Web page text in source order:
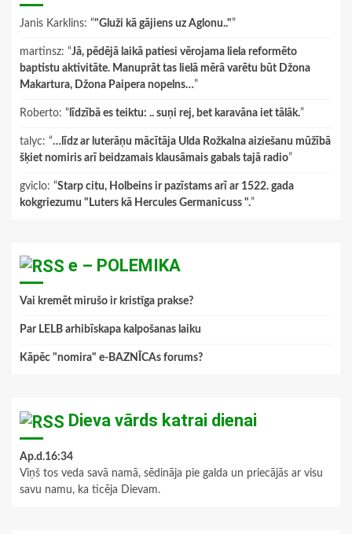
Janis Karklins: “"Gluži kā gājiens uz Aglonu.."”
martinsz: “Jā, pēdējā laikā patiesi vērojama liela reformēto
baptistu aktivitāte. Manuprāt tas lielā mērā varētu būt Džona
Makartura, Džona Paipera nopelns…”
Roberto: “ līdzībā es teiktu: .. suņi rej, bet karavāna iet tālāk.”
talyc: “…līdz ar luterāņu mācītāja Ulda Rožkalna aiziešanu mūžībā
šķiet nomiris arī beidzamais klausāmais gabals tajā radio”
gviclo: “Starp citu, Holbeins ir pazīstams arī ar 1522. gada
kokgriezumu "Luters kā Hercules Germanicuss ".”
e – POLEMIKA
Vai kremēt mirušo ir kristīga prakse?
Par LELB arhibīskapa kalpošanas laiku
Kāpēc "nomira" e-BAZNĪCAs forums?
Dieva vārds katrai dienai
Ap.d.16:34
Viņš tos veda savā namā, sēdināja pie galda un priecājās ar visu
savu namu, ka ticēja Dievam.